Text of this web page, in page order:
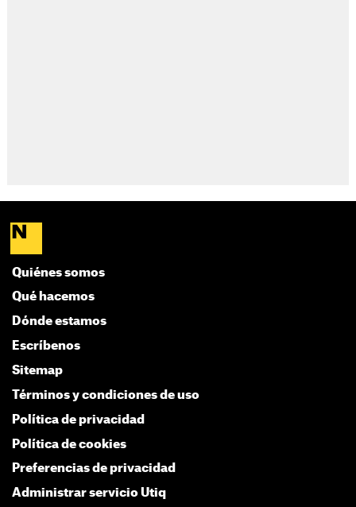
Quiénes somos
Qué hacemos
Dónde estamos
Escríbenos
Sitemap
Términos y condiciones de uso
Política de privacidad
Política de cookies
Preferencias de privacidad
Administrar servicio Utiq